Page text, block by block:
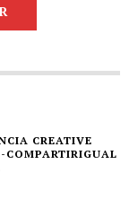
CREATIVE
COMPARTIRIGUAL